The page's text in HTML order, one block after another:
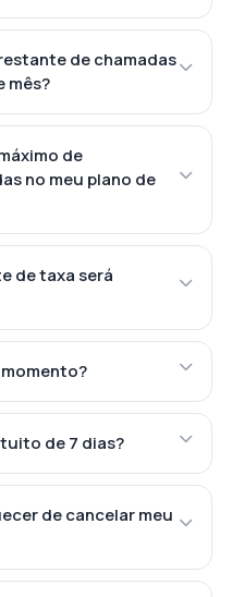
de chamadas
mês?
de
no meu plano de
de taxa será
de 7 dias?
de cancelar meu